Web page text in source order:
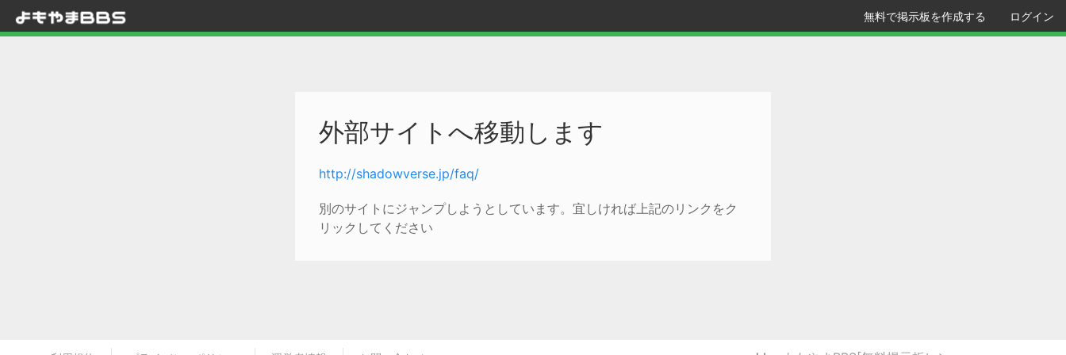
無料で掲示板を作成する ログイン
外部サイトへ移動します
http://shadowverse.jp/faq/
別のサイトにジャンプしようとしています。宜しければ上記のリンクをク
リックしてください